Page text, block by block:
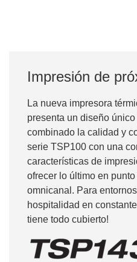
Impresión de
La nueva impresora
presenta un diseño
combinado la calidad y
serie TSP100 con una
características de
ofrecer lo último en
omnicanal. Para
hospitalidad en
tiene todo cubierto!